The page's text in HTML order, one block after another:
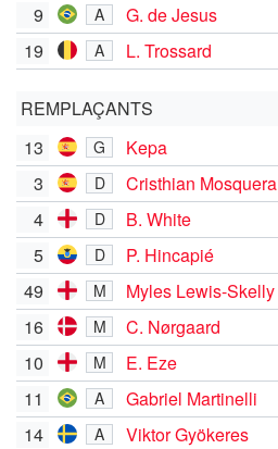
9 A G. de Jesus
19 A L. Trossard
REMPLAÇANTS
13
G
Kepa
3
D
Cristhian Mosquera
4
D
B. White
5
D P. Hincapié
49 M
Myles Lewis-Skelly
16
M C. Nørgaard
10 M E. Eze
11 A Gabriel Martinelli
14 A Viktor Gyökeres